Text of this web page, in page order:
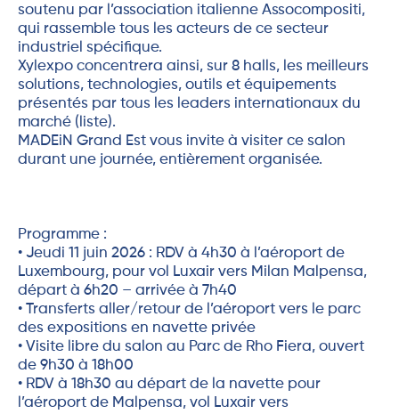
soutenu par l’association italienne Assocompositi,
qui rassemble tous les acteurs de ce secteur
industriel spécifique.
Xylexpo concentrera ainsi, sur 8 halls, les meilleurs
solutions, technologies, outils et équipements
présentés par tous les leaders internationaux du
marché (liste).
MADEiN Grand Est vous invite à visiter ce salon
durant une journée, entièrement organisée.
Programme :
• Jeudi 11 juin 2026 : RDV à 4h30 à l’aéroport de
Luxembourg, pour vol Luxair vers Milan Malpensa,
départ à 6h20 – arrivée à 7h40
• Transferts aller/retour de l’aéroport vers le parc
des expositions en navette privée
• Visite libre du salon au Parc de Rho Fiera, ouvert
de 9h30 à 18h00
• RDV à 18h30 au départ de la navette pour
l’aéroport de Malpensa, vol Luxair vers